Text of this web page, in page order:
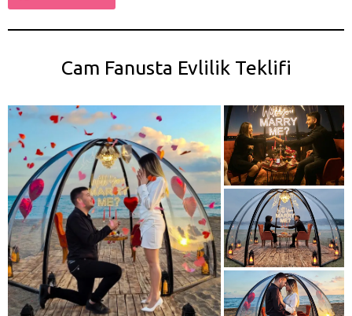
Cam Fanusta Evlilik Teklifi